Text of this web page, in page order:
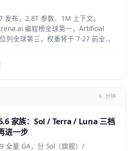
发布，2.8T 参数、1M 上下文，
编程榜全球第一，Artificial
列全球第三，权重将于 7-27 前全部
6 分钟
家族：Sol / Terra / Luna 三档
进一步
全量 GA，分 Sol（旗舰）/